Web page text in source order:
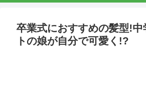
卒業式におすすめの髪型!中
トの娘が自分で可愛く!?